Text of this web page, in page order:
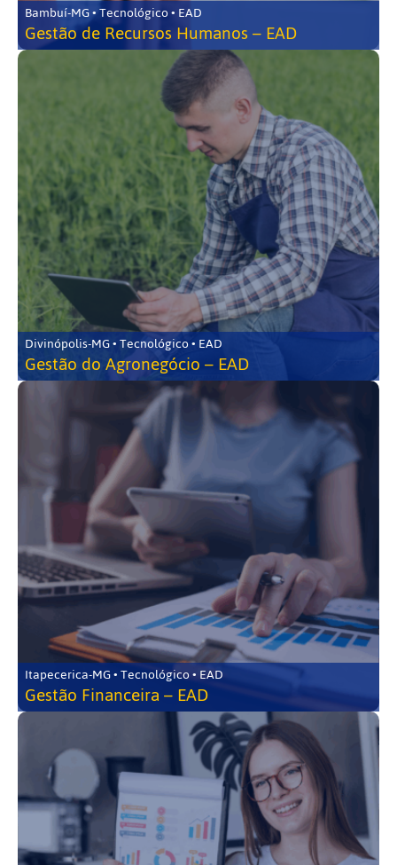
Bambuí-MG • Tecnológico • EAD
Gestão de Recursos Humanos – EAD
Divinópolis-MG • Tecnológico • EAD
Gestão do Agronegócio – EAD
Itapecerica-MG • Tecnológico • EAD
Gestão Financeira – EAD